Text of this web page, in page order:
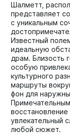
Шалметт,
представляет
с уникальным
Известный
идеальную
драм. Близость
особую
культурного
маршруты
фон для
увлекательный
любой сюжет.